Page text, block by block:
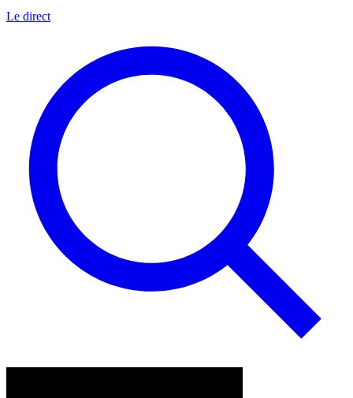
Le direct